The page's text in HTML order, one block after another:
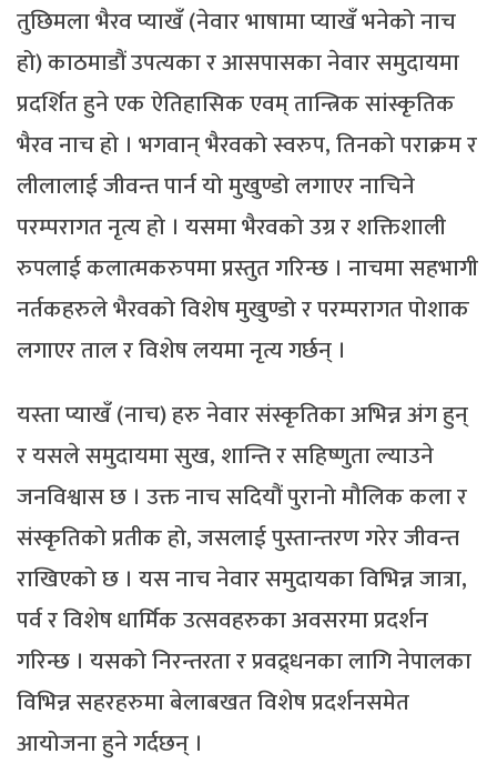
तुछिमला भैरव प्याखँ (नेवार भाषामा प्याखँ भनेको नाच
हो) काठमाडौं उपत्यका र आसपासका नेवार समुदायमा
प्रदर्शित हुने एक ऐतिहासिक एवम् तान्त्रिक सांस्कृतिक
भैरव नाच हो । भगवान् भैरवको स्वरुप, तिनको पराक्रम र
लीलालाई जीवन्त पार्न यो मुखुण्डो लगाएर नाचिने
परम्परागत नृत्य हो । यसमा भैरवको उग्र र शक्तिशाली
रुपलाई कलात्मकरुपमा प्रस्तुत गरिन्छ । नाचमा सहभागी
नर्तकहरुले भैरवको विशेष मुखुण्डो र परम्परागत पोशाक
लगाएर ताल र विशेष लयमा नृत्य गर्छन् ।
यस्ता प्याखँ (नाच) हरु नेवार संस्कृतिका अभिन्न अंग हुन्
र यसले समुदायमा सुख, शान्ति र सहिष्णुता ल्याउने
जनविश्वास छ । उक्त नाच सदियौं पुरानो मौलिक कला र
संस्कृतिको प्रतीक हो, जसलाई पुस्तान्तरण गरेर जीवन्त
राखिएको छ । यस नाच नेवार समुदायका विभिन्न जात्रा,
पर्व र विशेष धार्मिक उत्सवहरुका अवसरमा प्रदर्शन
गरिन्छ । यसको निरन्तरता र प्रवद्र्धनका लागि नेपालका
विभिन्न सहरहरुमा बेलाबखत विशेष प्रदर्शनसमेत
आयोजना हुने गर्दछन् ।